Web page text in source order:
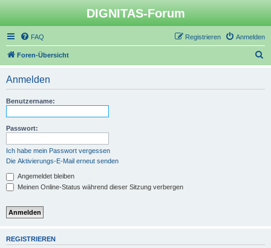
DIGNITAS-Forum
FAQ Anmelden
Registrieren
Foren-Übersicht
Anmelden
Benutzername:
Passwort:
Ich habe mein Passwort vergessen
Die Aktivierungs-E-Mail erneut senden
Angemeldet bleiben
Meinen Online-Status während dieser Sitzung verbergen
REGISTRIEREN